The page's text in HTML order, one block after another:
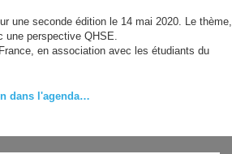
une seconde édition le 14 mai 2020. Le thème,
une perspective QHSE.
en association avec les étudiants du
dans l'agenda…